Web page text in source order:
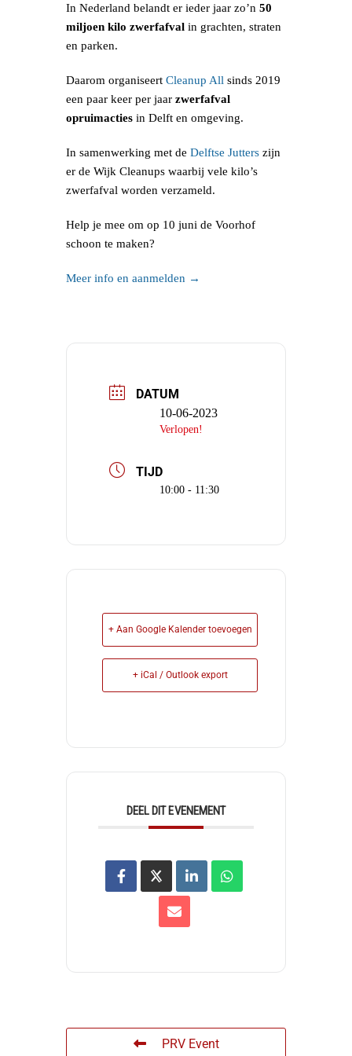
In Nederland belandt er ieder jaar zo’n 50
miljoen kilo zwerfafval in grachten, straten
en parken.
Daarom organiseert Cleanup All sinds 2019
een paar keer per jaar zwerfafval
opruimacties in Delft en omgeving.
In samenwerking met de Delftse Jutters zijn
er de Wijk Cleanups waarbij vele kilo’s
zwerfafval worden verzameld.
Help je mee om op 10 juni de Voorhof
schoon te maken?
Meer info en aanmelden →
DATUM
10-06-2023
Verlopen!
TIJD
10:00 - 11:30
+ Aan Google Kalender toevoegen
+ iCal / Outlook export
DEEL DIT EVENEMENT
PRV Event